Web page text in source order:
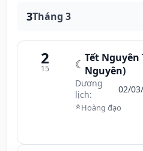
3Tháng 3
2
15 ☾ Tết Nguyên
Nguyên)
Dương
lịch:
02/
⭐Hoàng đạo